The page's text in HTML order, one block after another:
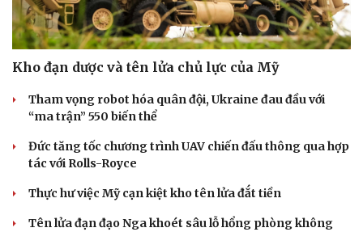
Sức khỏe
Dinh dưỡng - món ngon
Cây thuốc
Nhi khoa
Nam khoa
Làm đẹp - giảm cân
Phòng mạch online
Đời sống
Nhà đẹp
Blog
Kho đạn dược và tên lửa chủ lực của Mỹ
Tham vọng robot hóa quân đội, Ukraine đau đầu với
“ma trận” 550 biến thể
Đức tăng tốc chương trình UAV chiến đấu thông qua hợp
tác với Rolls-Royce
Thực hư việc Mỹ cạn kiệt kho tên lửa đắt tiền
Tên lửa đạn đạo Nga khoét sâu lỗ hổng phòng không